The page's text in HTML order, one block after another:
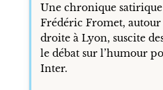
Une chronique
Frédéric Fromet, autour
droite à Lyon, suscite
le débat sur l’humour
Inter.